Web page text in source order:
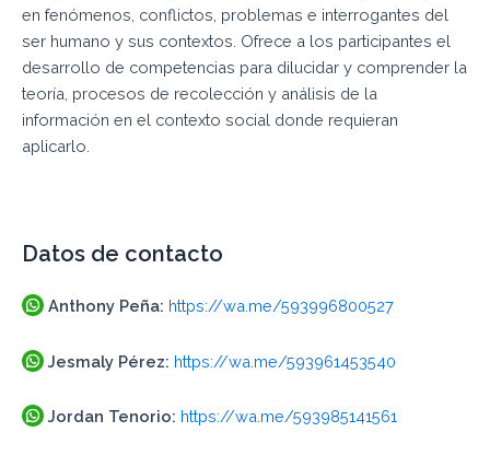
en fenómenos, conflictos, problemas e interrogantes del
ser humano y sus contextos. Ofrece a los participantes el
desarrollo de competencias para dilucidar y comprender la
teoría, procesos de recolección y análisis de la
información en el contexto social donde requieran
aplicarlo.
Datos de contacto
Anthony Peña: https://wa.me/593996800527
Jesmaly Pérez: https://wa.me/593961453540
Jordan Tenorio: https://wa.me/593985141561